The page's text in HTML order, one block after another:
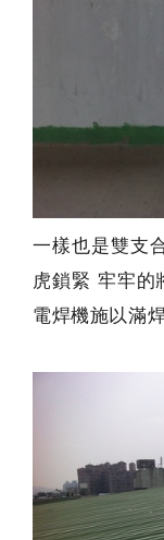
一樣也是雙支
虎鎖緊 牢牢的
電焊機施以滿